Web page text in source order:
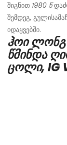
შიგნით 1980 წ
შემდეგ,
იდაყვებში.
ჰოი ლონგ
წმინდა
ცოლი, IG